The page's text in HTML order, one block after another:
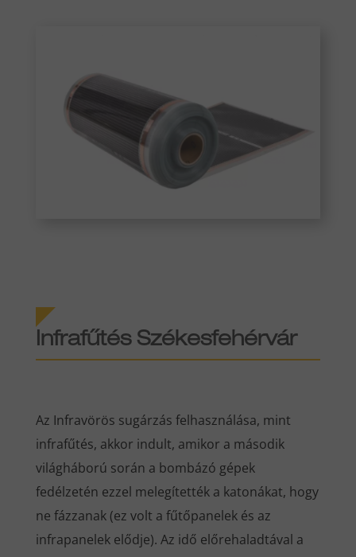
Infrafűtés Székesfehérvár
Az Infravörös sugárzás felhasználása, mint
infrafűtés, akkor indult, amikor a második
világháború során a bombázó gépek
fedélzetén ezzel melegítették a katonákat, hogy
ne fázzanak (ez volt a fűtőpanelek és az
infrapanelek elődje). Az idő előrehaladtával a